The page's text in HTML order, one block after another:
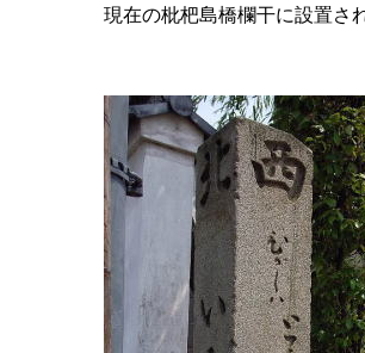
現在の枇杷島橋欄干に設置さ